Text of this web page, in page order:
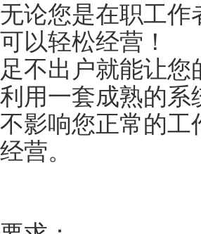
无论您是在职工
可以轻松经营！
足不出户就能让
利用一套成熟的
不影响您正常的工
经营。